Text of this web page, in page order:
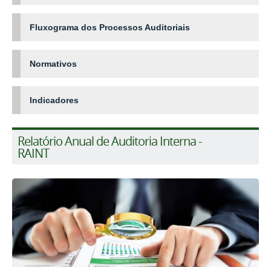
Fluxograma dos Processos Auditoriais
Normativos
Indicadores
Relatório Anual de Auditoria Interna -
RAINT